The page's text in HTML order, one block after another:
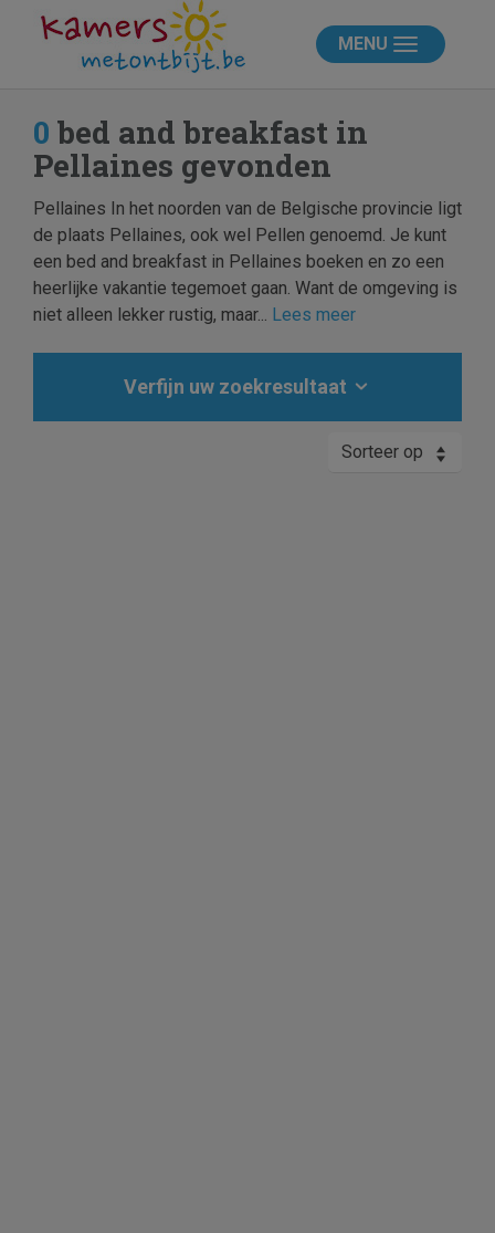
MENU
0 bed and breakfast in
Pellaines gevonden
Pellaines In het noorden van de Belgische provincie ligt
de plaats Pellaines, ook wel Pellen genoemd. Je kunt
een bed and breakfast in Pellaines boeken en zo een
heerlijke vakantie tegemoet gaan. Want de omgeving is
niet alleen lekker rustig, maar... Lees meer
Verfijn uw zoekresultaat
Sorteer op